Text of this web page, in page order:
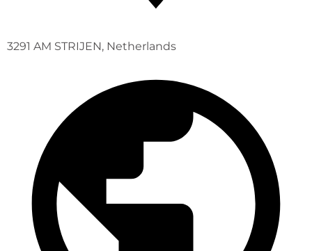
3291 AM STRIJEN, Netherlands